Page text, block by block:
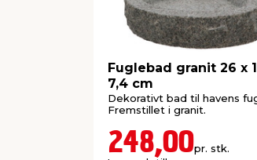
Fuglebad granit 26 x
7,4 cm
Dekorativt bad til havens
Fremstillet i granit.
248,00pr. stk.